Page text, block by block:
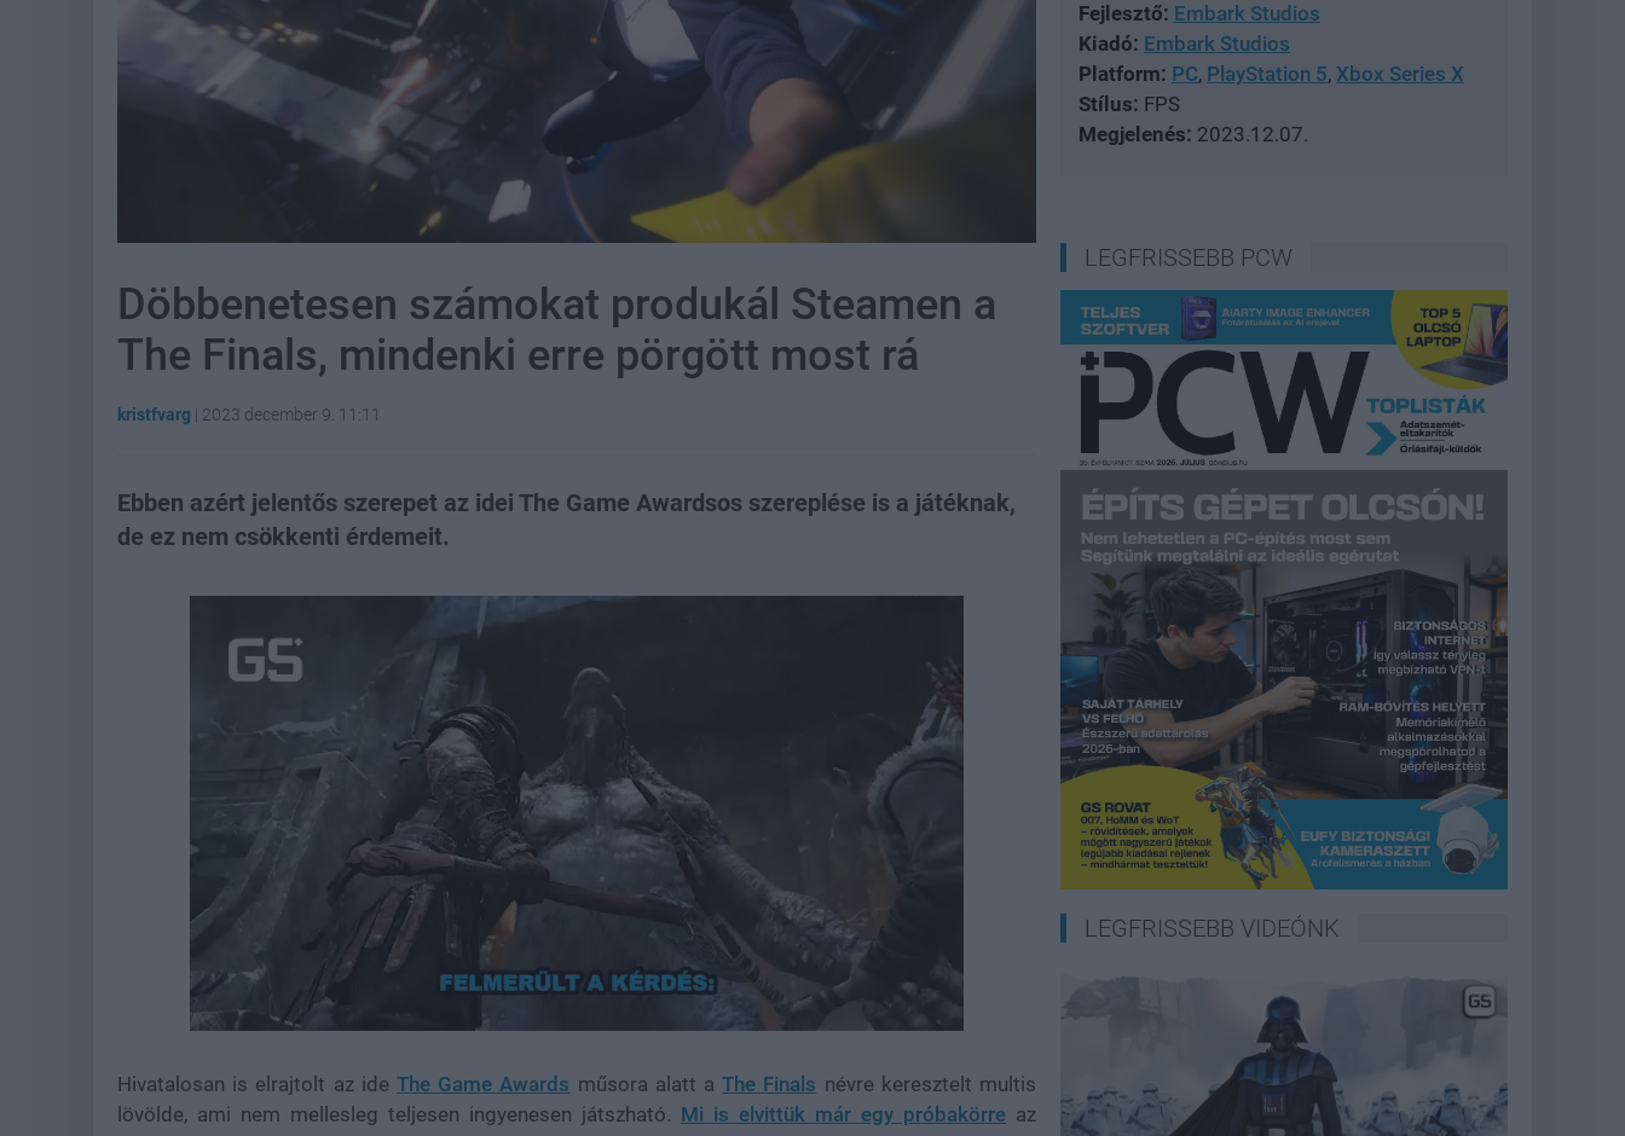
Döbbenetesen számokat produkál Steamen a
The Finals, mindenki erre pörgött most rá
kristfvarg | 2023 december 9. 11:11
Ebben azért jelentős szerepet az idei The Game Awardsos szereplése is a játéknak,
de ez nem csökkenti érdemeit.
Unmute
21.86%
Hivatalosan is elrajtolt az ide The Game Awards műsora alatt aThe Finals névre keresztelt multis
lövölde, ami nem mellesleg teljesen ingyenesen játszható. Mi is elvittük már egy próbakörre az
Fejlesztő: Embark Studios
Kiadó: Embark Studios
Platform: PC, PlayStation 5, Xbox Series X
Stílus: FPS
Megjelenés: 2023.12.07.
LEGFRISSEBB PCW
LEGFRISSEBB VIDEÓNK